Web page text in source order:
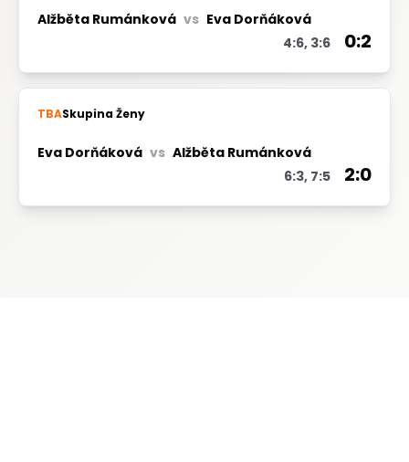
Alžběta Rumánková vs Eva Dorňáková
4:6, 3:6
0:2
Skupina Ženy
TBA
Eva Dorňáková vs Alžběta Rumánková
6:3, 7:5
2:0